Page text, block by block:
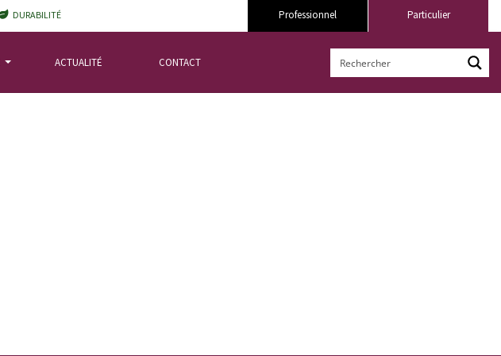
DURABILITÉ Particulier
Professionnel
ACTUALITÉ CONTACT